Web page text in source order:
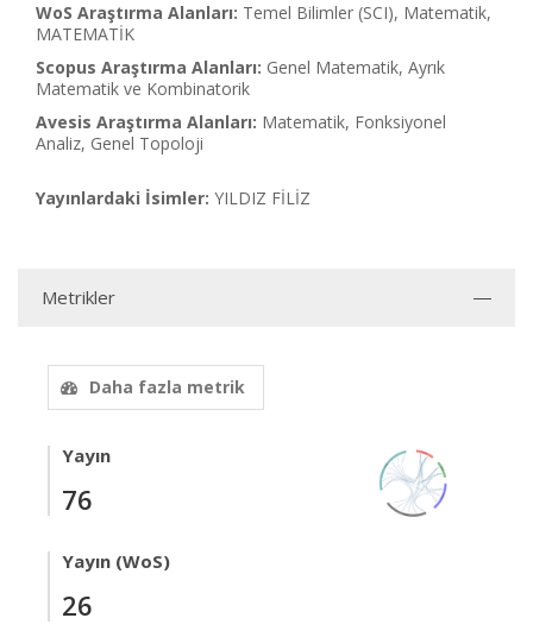
WoS Araştırma Alanları: Temel Bilimler (SCI), Matematik,
MATEMATİK
Scopus Araştırma Alanları: Genel Matematik, Ayrık
Matematik ve Kombinatorik
Avesis Araştırma Alanları: Matematik, Fonksiyonel
Analiz, Genel Topoloji
Yayınlardaki İsimler: YILDIZ FİLİZ
Metrikler
Daha fazla metrik
Yayın
76
Yayın (WoS)
26